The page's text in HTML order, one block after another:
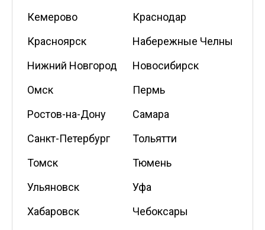
Кемерово
Краснодар
Красноярск
Набережные Челны
Нижний Новгород
Новосибирск
Омск
Пермь
Ростов-на-Дону
Самара
Санкт-Петербург
Тольятти
Томск
Тюмень
Ульяновск
Уфа
Хабаровск
Чебоксары